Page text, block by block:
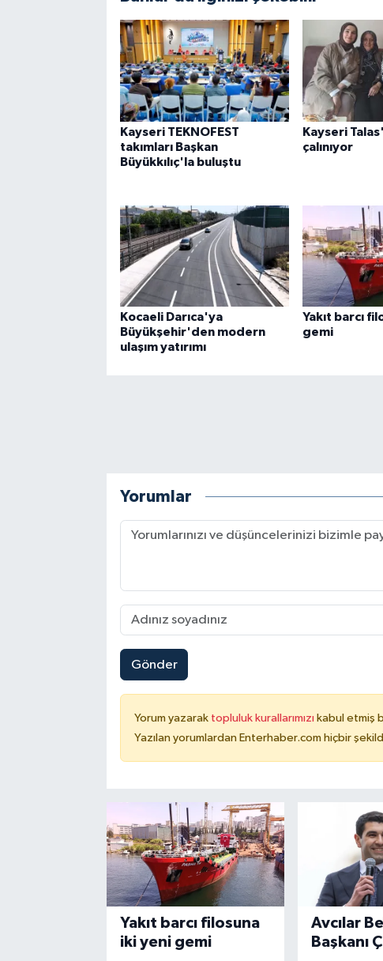
Kayseri TEKNOFEST
takımları Başkan
Büyükkılıç'la buluştu
Kayseri
çalınıyor
Kocaeli Darıca'ya
Büyükşehir'den modern
ulaşım yatırımı
Yakıt barcı
gemi
Yorumlar
Gönder
Yorum yazarak topluluk kurallarımızı kabul etmiş
Yazılan yorumlardan Enterhaber.com hiçbir
Yakıt barcı filosuna
iki yeni gemi
Avcılar
Başkanı